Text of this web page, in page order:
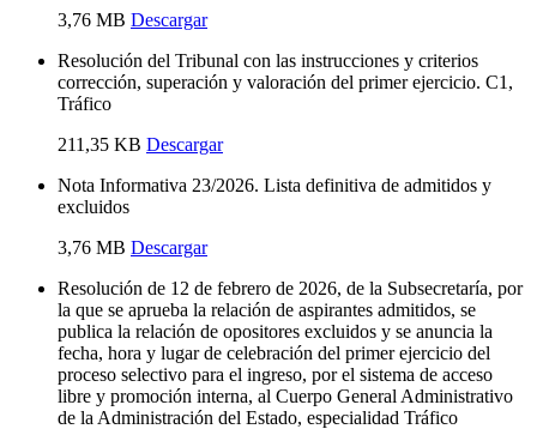
3,76 MB Descargar
Resolución del Tribunal con las instrucciones y criterios
corrección, superación y valoración del primer ejercicio. C1,
Tráfico
211,35 KB Descargar
Nota Informativa 23/2026. Lista definitiva de admitidos y
excluidos
3,76 MB Descargar
Resolución de 12 de febrero de 2026, de la Subsecretaría, por
la que se aprueba la relación de aspirantes admitidos, se
publica la relación de opositores excluidos y se anuncia la
fecha, hora y lugar de celebración del primer ejercicio del
proceso selectivo para el ingreso, por el sistema de acceso
libre y promoción interna, al Cuerpo General Administrativo
de la Administración del Estado, especialidad Tráfico